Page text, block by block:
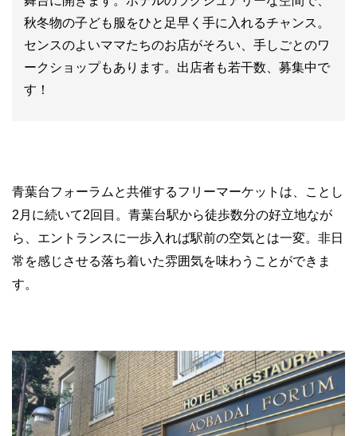
秋冬物の子ども服をひと足早く手に入れるチャンス。
センスのよいママたちのお店がそろい、手しごとのワ
ークショップもあります。出店者も若干数、募集中で
す！
青葉台フォーラムと共催するフリーマーケットは、ことし
2月に続いて2回目。青葉台駅から徒歩数分の好立地なが
ら、エントランスに一歩入れば駅前の空気とは一変。非日
常を感じさせる落ち着いた雰囲気を味わうことができま
す。